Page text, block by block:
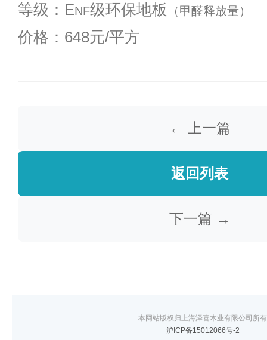
等级：ENF级环保地板 （甲醛释放量）
价格：648元/平方
← 上一篇
返回列表
下一篇 →
本网站版权归上海泽喜木业有限公司所有
沪ICP备15012066号-2